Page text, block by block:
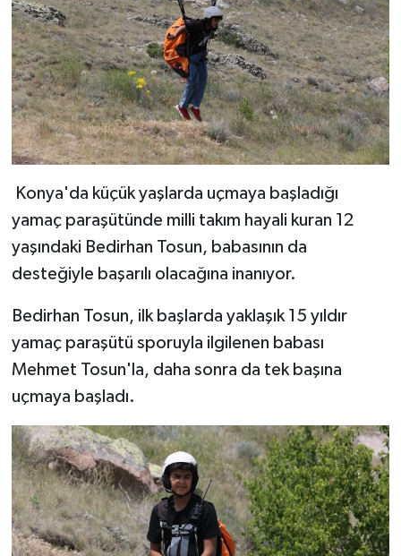
Konya'da küçük yaşlarda uçmaya başladığı
yamaç paraşütünde milli takım hayali kuran 12
yaşındaki Bedirhan Tosun, babasının da
desteğiyle başarılı olacağına inanıyor.
Bedirhan Tosun, ilk başlarda yaklaşık 15 yıldır
yamaç paraşütü sporuyla ilgilenen babası
Mehmet Tosun'la, daha sonra da tek başına
uçmaya başladı.